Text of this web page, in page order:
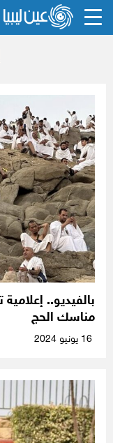
بالفيديو.. إعلامية
مناسك الحج